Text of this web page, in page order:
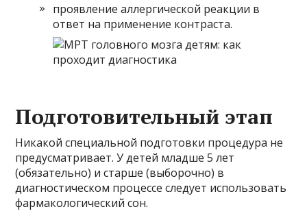
проявление аллергической реакции в
ответ на применение контраста.
Подготовительный этап
Никакой специальной подготовки процедура не
предусматривает. У детей младше 5 лет
(обязательно) и старше (выборочно) в
диагностическом процессе следует использовать
фармакологический сон.